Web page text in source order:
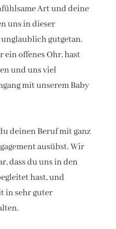
Art und deine
uns in dieser
gutgetan.
ein offenes Ohr, hast
und uns viel
mit unserem Baby
deinen Beruf mit ganz
ausübst. Wir
dass du uns in den
hast, und
in sehr guter